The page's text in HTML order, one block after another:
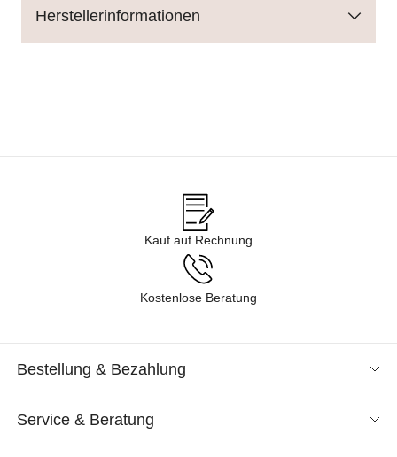
Herstellerinformationen
Kauf auf Rechnung
Kostenlose Beratung
Bestellung & Bezahlung
Service & Beratung